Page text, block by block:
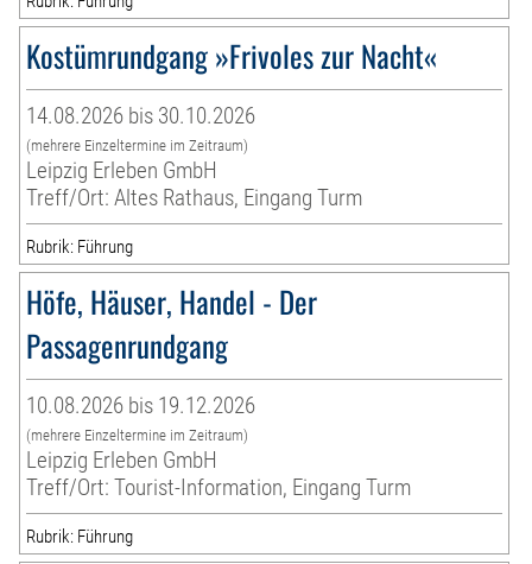
Kostümrundgang »Frivoles zur Nacht«
14.08.2026 bis 30.10.2026
(mehrere Einzeltermine im Zeitraum)
Leipzig Erleben GmbH
Treff/Ort: Altes Rathaus, Eingang Turm
Rubrik: Führung
Höfe, Häuser, Handel - Der
Passagenrundgang
10.08.2026 bis 19.12.2026
(mehrere Einzeltermine im Zeitraum)
Leipzig Erleben GmbH
Treff/Ort: Tourist-Information, Eingang Turm
Rubrik: Führung